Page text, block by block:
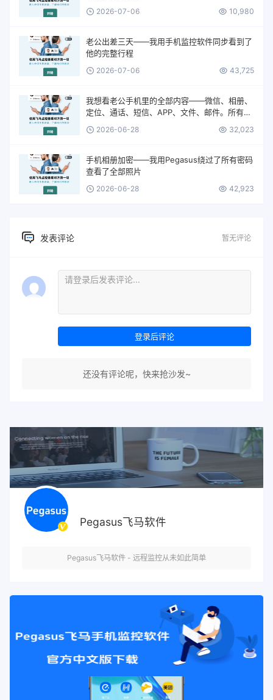
2026-07-06 10,980
老公出差三天——我用手机监控软件同步看到了
他的完整行程
2026-07-06 43,725
我想看老公手机里的全部内容——微信、相册、
定位、通话、短信、APP、文件、邮件。所有的
2026-06-28 32,023
手机相册加密——我用Pegasus绕过了所有密码
查看了全部照片
2026-06-28 42,923
发表评论 暂无评论
登录后评论
还没有评论呢，快来抢沙发~
Pegasus飞马软件
Pegasus飞马软件 - 远程监控从未如此简单